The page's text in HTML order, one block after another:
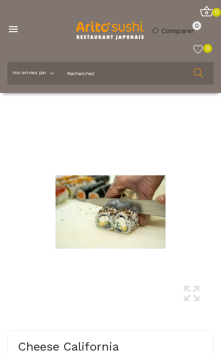

0
Comparer
0
0
Cheese California